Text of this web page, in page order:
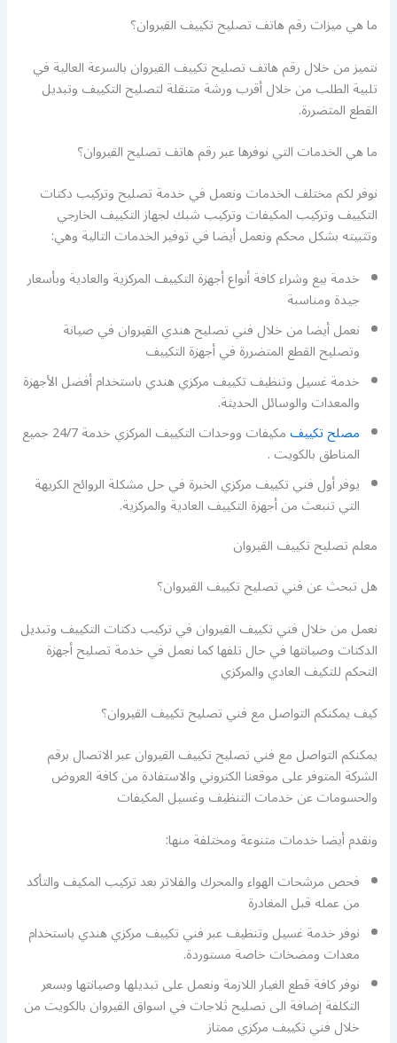
ما هي ميزات رقم هاتف تصليح تكييف القيروان؟
نتميز من خلال رقم هاتف تصليح تكييف القيروان بالسرعة العالية في
تلبية الطلب من خلال أقرب ورشة متنقلة لتصليح التكييف وتبديل
القطع المتضررة.
ما هي الخدمات التي نوفرها عبر رقم هاتف تصليح القيروان؟
نوفر لكم مختلف الخدمات ونعمل في خدمة تصليح وتركيب دكتات
التكييف وتركيب المكيفات وتركيب شبك لجهاز التكييف الخارجي
وتثبيته بشكل محكم ونعمل أيضا في توفير الخدمات التالية وهي:
خدمة بيع وشراء كافة أنواع أجهزة التكييف المركزية والعادية وبأسعار
جيدة ومناسبة
نعمل أيضا من خلال فني تصليح هندي القيروان في صيانة
وتصليح القطع المتضررة في أجهزة التكييف
خدمة غسيل وتنظيف تكييف مركزي هندي باستخدام أفضل الأجهزة
والمعدات والوسائل الحديثة.
مصلح تكييف
مكيفات ووحدات التكييف المركزي خدمة 24/7 جميع
المناطق بالكويت .
يوفر أول فني تكييف مركزي الخبرة في حل مشكلة الروائح الكريهة
التي تنبعث من أجهزة التكييف العادية والمركزية.
معلم تصليح تكييف القيروان
هل تبحث عن فني تصليح تكييف القيروان؟
نعمل من خلال فني تكييف القيروان في تركيب دكتات التكييف وتبديل
الدكتات وصيانتها في حال تلفها كما نعمل في خدمة تصليح أجهزة
التحكم للتكيف العادي والمركزي
كيف يمكنكم التواصل مع فني تصليح تكييف القيروان؟
يمكنكم التواصل مع فني تصليح تكييف القيروان عبر الاتصال برقم
الشركة المتوفر على موقعنا الكتروني والاستفادة من كافة العروض
والحسومات عن خدمات التنظيف وغسيل المكيفات
ونقدم أيضا خدمات متنوعة ومختلفة منها:
فحص مرشحات الهواء والمحرك والفلاتر بعد تركيب المكيف والتأكد
من عمله قبل المغادرة
نوفر خدمة غسيل وتنظيف عبر فني تكييف مركزي هندي باستخدام
معدات ومضخات خاصة مستوردة.
نوفر كافة قطع الغيار اللازمة ونعمل على تبديلها وصيانتها وبسعر
التكلفة إضافة الى تصليح ثلاجات في اسواق القيروان بالكويت من
خلال فني تكييف مركزي ممتاز